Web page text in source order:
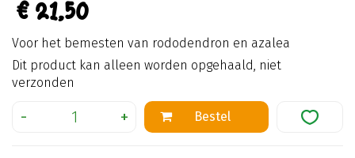
€ 21,50
Voor het bemesten van rododendron en azalea
Dit product kan alleen worden opgehaald, niet
verzonden